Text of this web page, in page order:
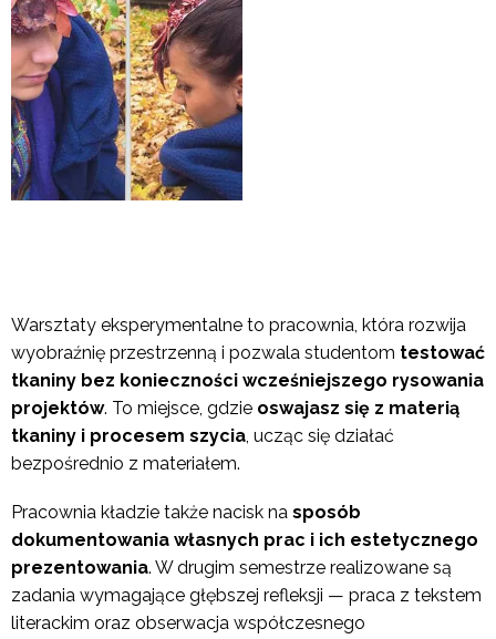
Warsztaty eksperymentalne to pracownia, która rozwija
wyobraźnię przestrzenną i pozwala studentom testować
tkaniny bez konieczności wcześniejszego rysowania
projektów. To miejsce, gdzie oswajasz się z materią
tkaniny i procesem szycia, ucząc się działać
bezpośrednio z materiałem.
Pracownia kładzie także nacisk na sposób
dokumentowania własnych prac i ich estetycznego
prezentowania. W drugim semestrze realizowane są
zadania wymagające głębszej refleksji — praca z tekstem
literackim oraz obserwacja współczesnego